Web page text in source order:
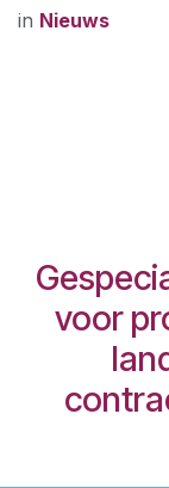
in Nieuws
voor